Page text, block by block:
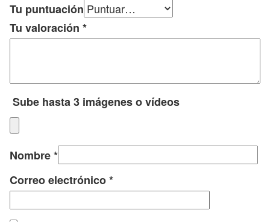
Tu puntuación
Tu valoración *
Sube hasta 3 imágenes o vídeos
Nombre*
Correo electrónico*